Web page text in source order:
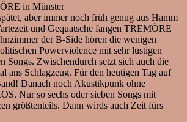
in Münster
aber immer noch früh genug aus Hamm
und Gequatsche fangen TREMÖRE
der B-Side hören die wenigen
Powerviolence mit sehr lustigen
Songs. Zwischendurch setzt sich auch die
ans Schlagzeug. Für den heutigen Tag auf
Danach noch Akustikpunk ohne
Nur so sechs oder sieben Songs mit
größtenteils. Dann wirds auch Zeit fürs